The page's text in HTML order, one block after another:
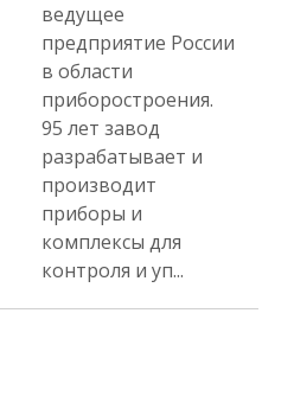
ведущее
предприятие России
в области
приборостроения.
95 лет завод
разрабатывает и
производит
приборы и
комплексы для
контроля и уп...